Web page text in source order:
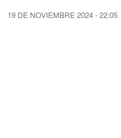
19 DE NOVIEMBRE 2024 - 22:05